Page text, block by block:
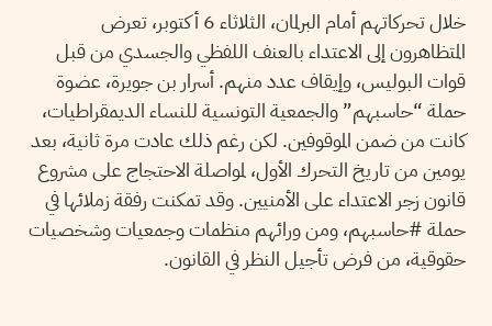
خلال تحركاتهم أمام البرلمان، الثلاثاء 6 أكتوبر، تعرض
المتظاهرون إلى الاعتداء بالعنف اللفظي والجسدي من قبل
قوات البوليس، وإيقاف عدد منهم. أسرار بن جويرة، عضوة
حملة “حاسبهم” والجمعية التونسية للنساء الديمقراطيات،
كانت من ضمن الموقوفين. لكن رغم ذلك عادت مرة ثانية، بعد
يومين من تاريخ التحرك الأول، لمواصلة الاحتجاج على مشروع
قانون زجر الاعتداء على الأمنيين. وقد تمكنت رفقة زملائها في
حملة #حاسبهم، ومن ورائهم منظمات وجمعيات وشخصيات
حقوقية، من فرض تأجيل النظر في القانون.